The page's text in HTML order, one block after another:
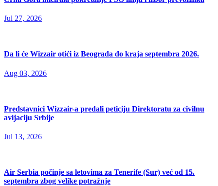
Jul 27, 2026
Da li će Wizzair otići iz Beograda do kraja septembra 2026.
Aug 03, 2026
Predstavnici Wizzair-a predali peticiju Direktoratu za civilnu
avijaciju Srbije
Jul 13, 2026
Air Serbia počinje sa letovima za Tenerife (Sur) već od 15.
septembra zbog velike potražnje